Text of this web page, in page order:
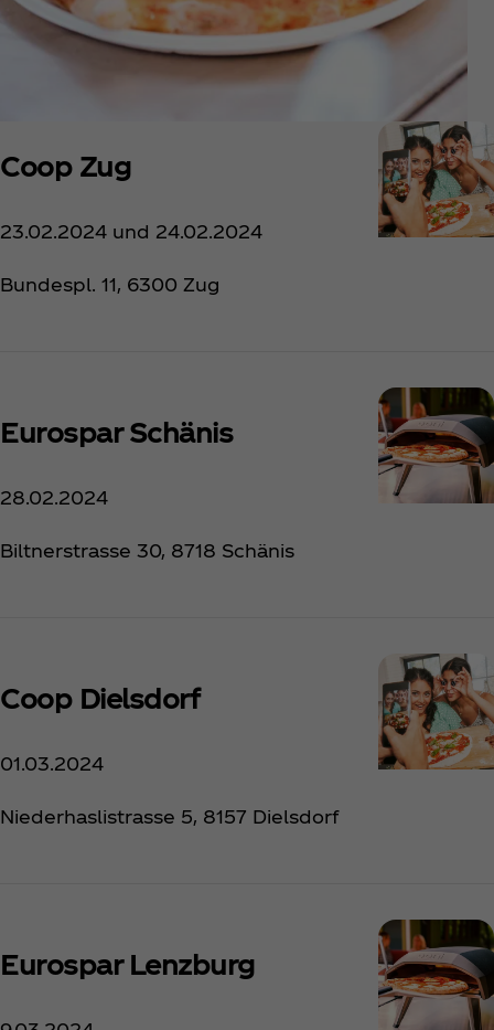
Coop Zug
23.02.2024 und 24.02.2024
Bundespl. 11, 6300 Zug
Eurospar Schänis
28.02.2024
Biltnerstrasse 30, 8718 Schänis
Coop Dielsdorf
01.03.2024
Niederhaslistrasse 5, 8157 Dielsdorf
Eurospar Lenzburg